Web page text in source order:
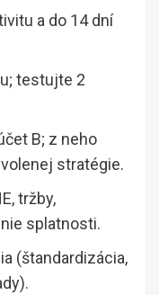
a do 14 dní
testujte 2
B; z neho
stratégie.
tržby,
splatnosti.
(štandardizácia,